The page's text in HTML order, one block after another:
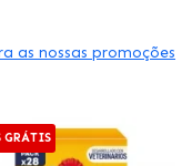
as nossas promoções
GRÁTIS